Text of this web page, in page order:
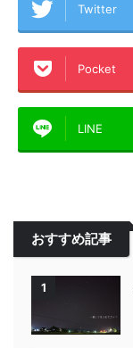
Twitter
Pocket
LINE
おすすめ記事
1